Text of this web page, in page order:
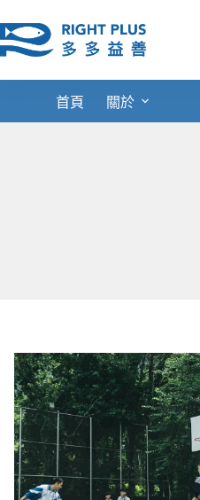
至
主
首頁 關於